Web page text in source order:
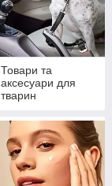
Товари та
аксесуари для
тварин